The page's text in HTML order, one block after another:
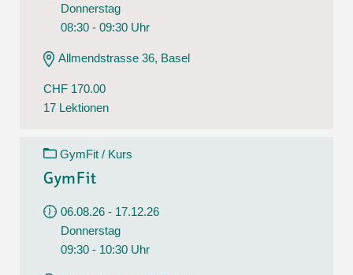
Donnerstag
08:30 - 09:30 Uhr
Allmendstrasse 36, Basel
CHF 170.00
17 Lektionen
GymFit / Kurs
GymFit
06.08.26 - 17.12.26
Donnerstag
09:30 - 10:30 Uhr